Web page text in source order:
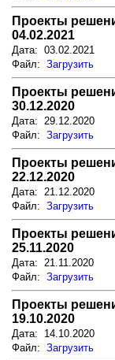
Проекты
04.02.2021
Дата: 03.02.2021
Файл: Загрузить
Проекты
30.12.2020
Дата: 29.12.2020
Файл: Загрузить
Проекты
22.12.2020
Дата: 21.12.2020
Файл: Загрузить
Проекты
25.11.2020
Дата: 21.11.2020
Файл: Загрузить
Проекты
19.10.2020
Дата: 14.10.2020
Файл: Загрузить